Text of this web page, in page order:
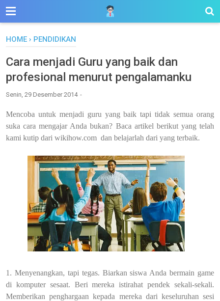
HOME › PENDIDIKAN
Cara menjadi Guru yang baik dan
profesional menurut pengalamanku
Senin, 29 Desember 2014
Mencoba untuk menjadi guru yang baik tapi tidak semua orang
suka cara mengajar Anda bukan? Baca artikel berikut yang telah
kami kutip dari wikihow.com dan belajarlah dari yang terbaik.
1. Menyenangkan, tapi tegas. Biarkan siswa Anda bermain game
di komputer sesaat. Beri mereka istirahat pendek sekali-sekali.
Memberikan penghargaan kepada mereka dari keseluruhan sesi